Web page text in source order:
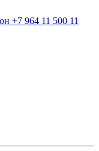
+7 964 11 500 11